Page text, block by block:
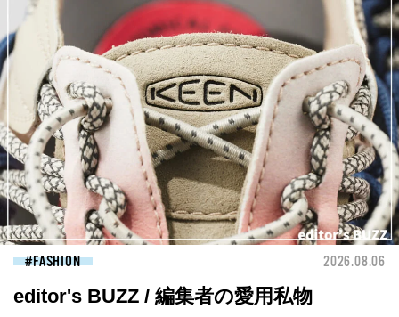
FASHION 2026.08.06
editor's BUZZ / 編集者の愛用私物